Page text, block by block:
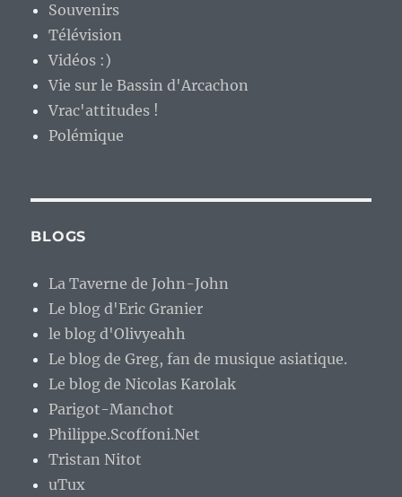
Souvenirs
Télévision
Vidéos :)
Vie sur le Bassin d'Arcachon
Vrac'attitudes !
Polémique
BLOGS
La Taverne de John-John
Le blog d'Eric Granier
le blog d'Olivyeahh
Le blog de Greg, fan de musique asiatique.
Le blog de Nicolas Karolak
Parigot-Manchot
Philippe.Scoffoni.Net
Tristan Nitot
uTux